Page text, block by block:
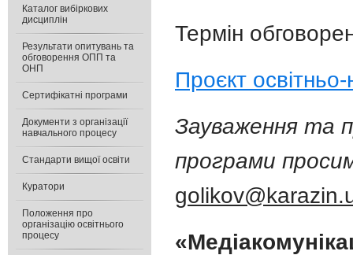
Термін
Проєкт
Зауваження та
програми
Каталог вибіркових
дисциплін
Результати опитувань та
обговорення ОПП та
ОНП
Сертифікатні програми
Документи з організації
навчального процесу
Стандарти вищої освіти
Куратори
Положення про
організацію освітнього
процесу